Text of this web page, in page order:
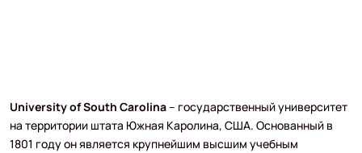
University of South Carolina– государственный университет
на территории штата Южная Каролина, США. Основанный в
1801 году он является крупнейшим высшим учебным